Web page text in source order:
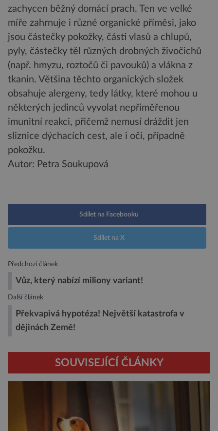
zachycen běžný domácí prach. Ten ve velké
míře zahrnuje i různé organické příměsi, jako
jsou částečky pokožky, části vlasů a chlupů,
pyly, částečky těl různých drobných živočichů
(např. hmyzu, roztočů či pavouků) a vlákna z
tkanin. Většina těchto organických složek
obsahuje alergeny, tedy látky, které mohou u
některých jedinců vyvolat nepřiměřenou
imunitní reakci, přičemž nemusí dráždit jen
sliznice dýchacích cest, ale i oči, případně
pokožku.
Autor: Petra Soukupová
Sdílet na Facebooku
Sdílet na X
Předchozí článek
Vůz, který nabízí miliony variant!
Další článek
Překvapivá hypotéza! Největší katastrofa v
dějinách Země!
SOUVISEJÍCÍ ČLÁNKY